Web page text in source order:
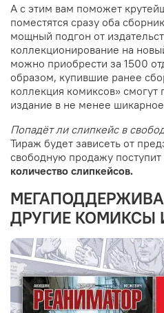
А с этим вам поможет
поместятся сразу оба
мощный подгон от
коллекционирование на
можно приобрести за 1500
образом, купившие ранее
коллекция комиксов» смогут
издание в не менее
Попадёт ли слипкейс в
Тираж будет зависеть от
свободную продажу поступит
количество слипкейсов.
ДРУГИЕ КОМИКСЫ